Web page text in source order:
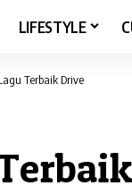
LIFESTYLE
Terbaik Drive